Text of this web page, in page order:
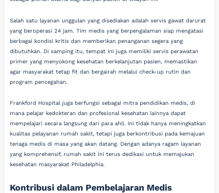
Salah satu layanan unggulan yang disediakan adalah servis gawat darurat
yang beroperasi 24 jam. Tim medis yang berpengalaman siap mengatasi
berbagai kondisi kritis dan memberikan penanganan segera yang
dibutuhkan. Di samping itu, tempat ini juga memiliki servis perawatan
primer yang menyokong kesehatan berkelanjutan pasien, memastikan
agar masyarakat tetap fit dan bergairah melalui check-up rutin dan
program pencegahan.
Frankford Hospital juga berfungsi sebagai mitra pendidikan medis, di
mana pelajar kedokteran dan profesional kesehatan lainnya dapat
mempelajari secara langsung dari para ahli. Ini tidak hanya meningkatkan
kualitas pelayanan rumah sakit, tetapi juga berkontribusi pada kemajuan
tenaga medis di masa yang akan datang. Dengan adanya ragam layanan
yang komprehensif, rumah sakit ini terus dedikasi untuk memajukan
kesehatan masyarakat Philadelphia.
Kontribusi dalam Pembelajaran Medis